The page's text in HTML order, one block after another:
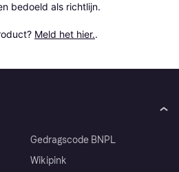
bedoeld als richtlijn.
Meld het hier..
Gedragscode BNPL
Wikipink